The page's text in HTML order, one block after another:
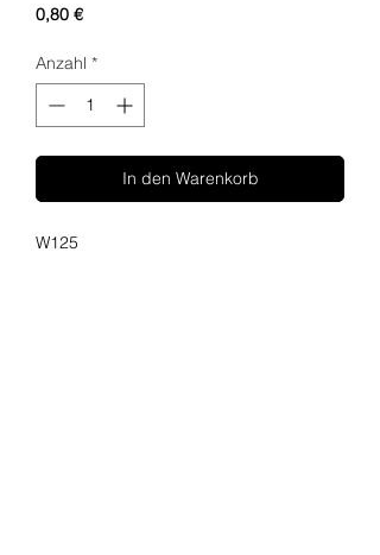
0,80 €Preis
Anzahl *
In den Warenkorb
W125